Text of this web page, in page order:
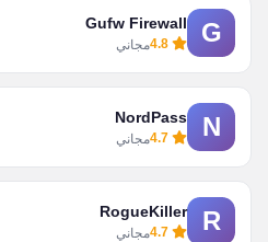
G
Gufw Firewall
مجاني
N
NordPass
مجاني
R
RogueKiller
مجاني